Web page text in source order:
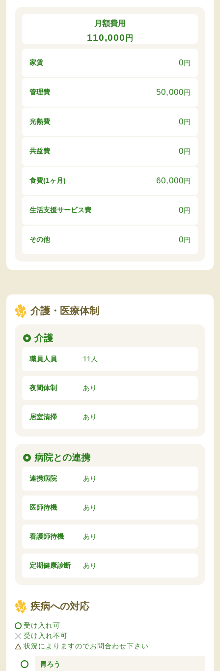
月額費用
110,000 円
家賃 0円
管理費 50,000円
光熱費 0円
共益費 0円
食費(1ヶ月) 60,000円
生活支援サービス費 0円
その他 0円
介護・医療体制
介護
職員人員 11人
夜間体制 あり
居室清掃 あり
病院との連携
連携病院 あり
医師待機 あり
看護師待機 あり
定期健康診断 あり
疾病への対応
受け入れ可
受け入れ不可
状況によりますのでお問合わせ下さい
胃ろう